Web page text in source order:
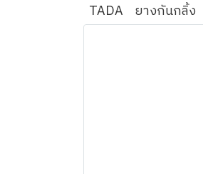
TADA ยางกันกลิ้ง